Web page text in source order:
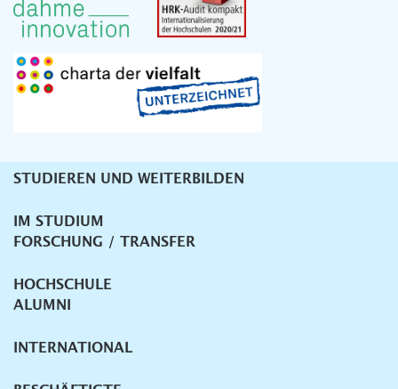
Unternavigation
STUDIEREN UND WEITERBILDEN
IM STUDIUM
FORSCHUNG / TRANSFER
HOCHSCHULE
ALUMNI
INTERNATIONAL